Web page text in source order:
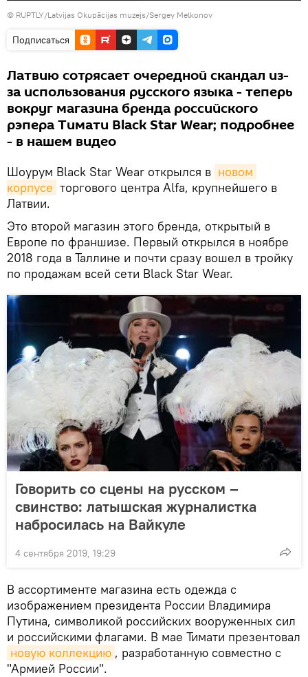
© RUPTLY/Latvijas Okupācijas muzejs/Sergey Melkonov
Подписаться
Латвию сотрясает очередной скандал из-
за использования русского языка - теперь
вокруг магазина бренда российского
рэпера Тимати Black Star Wear; подробнее
- в нашем видео
Шоурум Black Star Wear открылся в новом
корпусе торгового центра Alfa, крупнейшего в
Латвии.
Это второй магазин этого бренда, открытый в
Европе по франшизе. Первый открылся в ноябре
2018 года в Таллине и почти сразу вошел в тройку
по продажам всей сети Black Star Wear.
Говорить со сцены на русском –
свинство: латышская журналистка
набросилась на Вайкуле
4 сентября 2019, 19:29
В ассортименте магазина есть одежда с
изображением президента России Владимира
Путина, символикой российских вооруженных сил
и российскими флагами. В мае Тимати презентовал
новую коллекцию , разработанную совместно с
"Армией России".